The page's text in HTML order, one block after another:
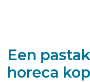
Een
horeca